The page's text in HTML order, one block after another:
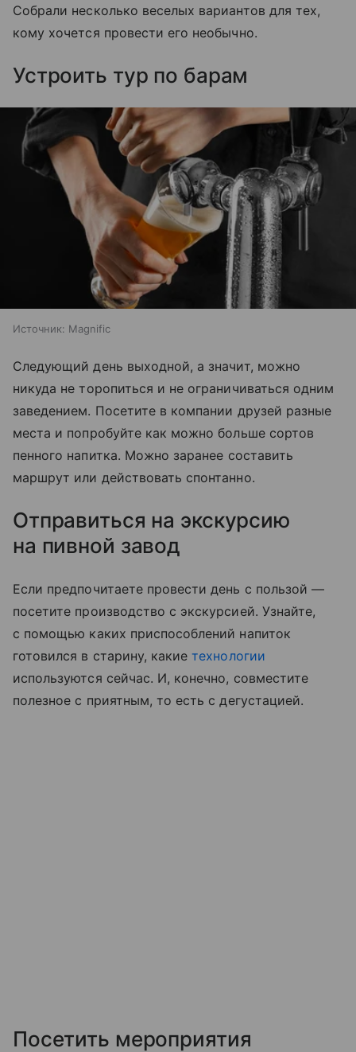
Собрали несколько веселых вариантов для тех,
кому хочется провести его необычно.
Устроить тур по барам
Источник: Magnific
Следующий день выходной, а значит, можно
никуда не торопиться и не ограничиваться одним
заведением. Посетите в компании друзей разные
места и попробуйте как можно больше сортов
пенного напитка. Можно заранее составить
маршрут или действовать спонтанно.
Отправиться на экскурсию
на пивной завод
Если предпочитаете провести день с пользой —
посетите производство с экскурсией. Узнайте,
с помощью каких приспособлений напиток
готовился в старину, какиетехнологии
используются сейчас. И, конечно, совместите
полезное с приятным, то есть с дегустацией.
Посетить мероприятия